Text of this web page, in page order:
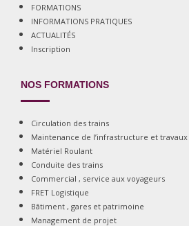
FORMATIONS
INFORMATIONS PRATIQUES
ACTUALITÉS
Inscription
NOS FORMATIONS
Circulation des trains
Maintenance de l’infrastructure et travaux
Matériel Roulant
Conduite des trains
Commercial , service aux voyageurs
FRET Logistique
Bâtiment , gares et patrimoine
Management de projet